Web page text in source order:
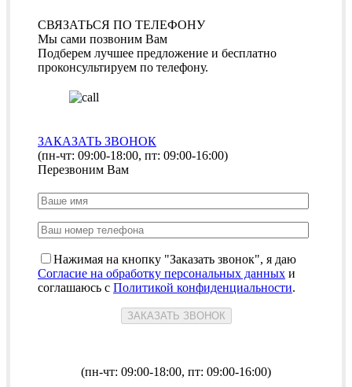
СВЯЗАТЬСЯ ПО ТЕЛЕФОНУ
Мы сами позвоним Вам
Подберем лучшее предложение и бесплатно
проконсультируем по телефону.
ЗАКАЗАТЬ ЗВОНОК
(пн-чт: 09:00-18:00, пт: 09:00-16:00)
Перезвоним Вам
Нажимая на кнопку "Заказать звонок", я даю
Согласие на обработку персональных данных и
соглашаюсь с Политикой конфиденциальности.
(пн-чт: 09:00-18:00, пт: 09:00-16:00)